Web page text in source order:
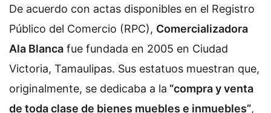
De acuerdo con actas disponibles en el Registro
Público del Comercio (RPC), Comercializadora
Ala Blanca fue fundada en 2005 en Ciudad
Victoria, Tamaulipas. Sus estatuos muestran que,
originalmente, se dedicaba a la “compra y venta
de toda clase de bienes muebles e inmuebles”,